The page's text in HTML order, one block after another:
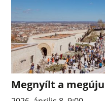
Megnyílt a